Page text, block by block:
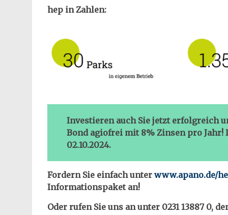
hep in Zahlen:
Investieren auch Sie jetzt erfolgreich
Bond agiofrei mit 8% Zinsen pro
02.10.2024.
Fordern Sie einfach unter www.apano.de/
Informationspaket an!
Oder rufen Sie uns an unter 0231 13887 0,